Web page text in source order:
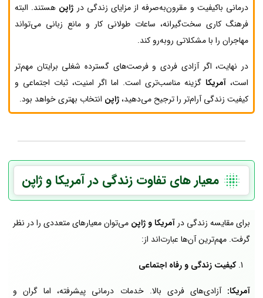
درمانی باکیفیت و مقرون‌به‌صرفه از مزایای زندگی در ژاپن هستند. البته
فرهنگ کاری سخت‌گیرانه، ساعات طولانی کار و مانع زبانی می‌تواند
مهاجران را با مشکلاتی روبه‌رو کند.
در نهایت، اگر آزادی فردی و فرصت‌های گسترده شغلی برایتان مهم‌تر
است، آمریکا گزینه مناسب‌تری است. اما اگر امنیت، ثبات اجتماعی و
کیفیت زندگی آرام‌تر را ترجیح می‌دهید،ژاپن انتخاب بهتری خواهد بود.
معیار های تفاوت زندگی در آمریکا و ژاپن
برای مقایسه زندگی در آمریکاو ژاپن می‌توان معیارهای متعددی را در نظر
گرفت. مهم‌ترین آن‌ها عبارت‌اند از:
کیفیت زندگی و رفاه اجتماعی
آمریکا:آزادی‌های فردی بالا. خدمات درمانی پیشرفته، اما گران و